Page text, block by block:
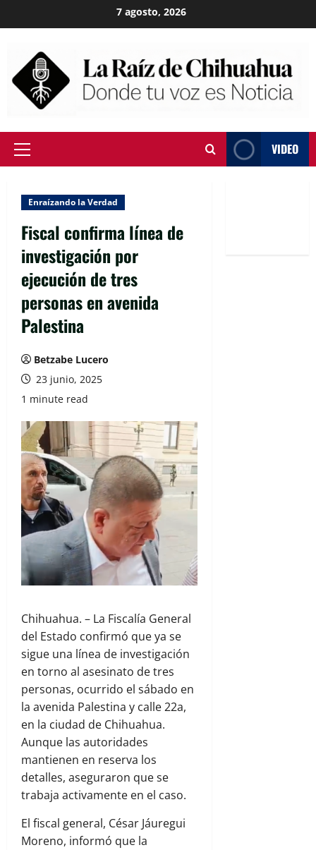
to
7 agosto, 2026
Primary
VIDEO
Enraízando la Verdad
Fiscal confirma línea de
investigación por
ejecución de tres
personas en avenida
Palestina
Betzabe Lucero
23 junio, 2025
1 minute read
Chihuahua. – La Fiscalía General
del Estado confirmó que ya se
sigue una línea de investigación
en torno al asesinato de tres
personas, ocurrido el sábado en
la avenida Palestina y calle 22a,
en la ciudad de Chihuahua.
Aunque las autoridades
mantienen en reserva los
detalles, aseguraron que se
trabaja activamente en el caso.
El fiscal general, César Jáuregui
Moreno, informó que la